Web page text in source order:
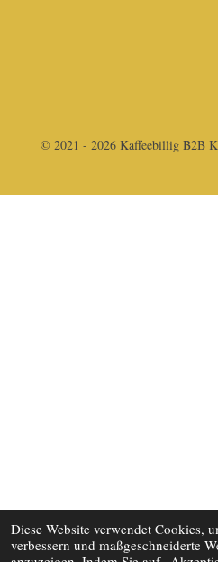
Diese Website verwendet Cookies,
verbessern und maßgeschneiderte
© 2021 - 2026 Kaffeebillig B2B